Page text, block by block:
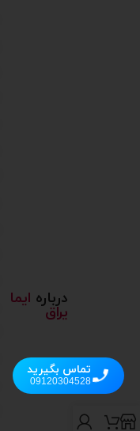
درباره ایما
یراق
تماس بگیرید
09120304528